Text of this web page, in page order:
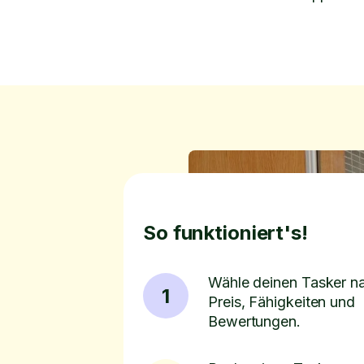
So funktioniert's!
1
Wähle deinen Tasker
Preis, Fähigkeiten und
Bewertungen.